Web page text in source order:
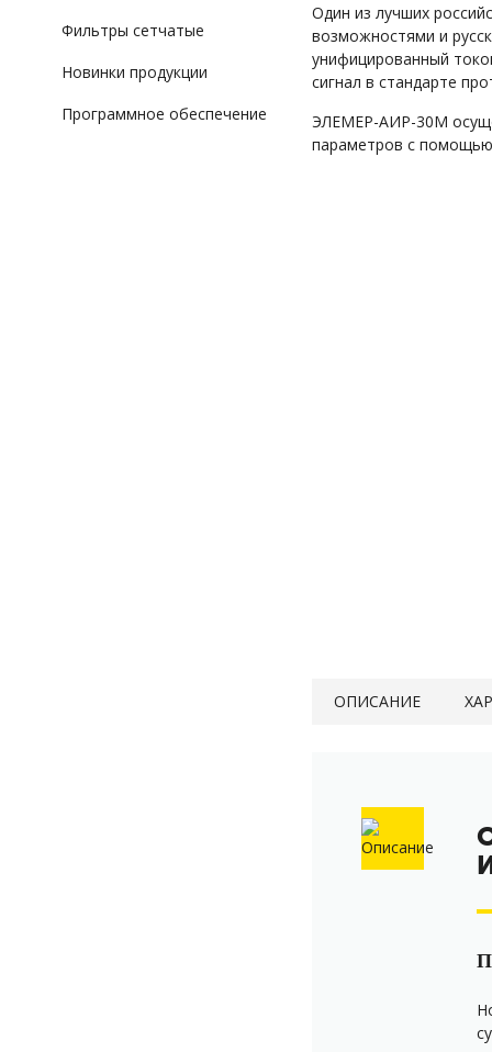
Фильтры сетчатые
Новинки продукции
Программное обеспечение
Один из лучших
возможностями и
унифицированный
сигнал в стандарте
ЭЛЕМЕР-АИР-30М
параметров с помощью
ОПИСАНИЕ